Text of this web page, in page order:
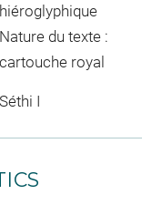
hiéroglyphique
Nature du texte :
cartouche royal
Séthi I